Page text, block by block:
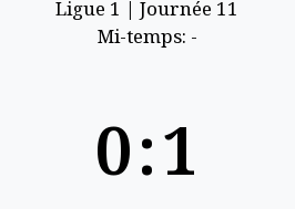
Ligue 1 | Journée 11
Mi-temps: -
0:1